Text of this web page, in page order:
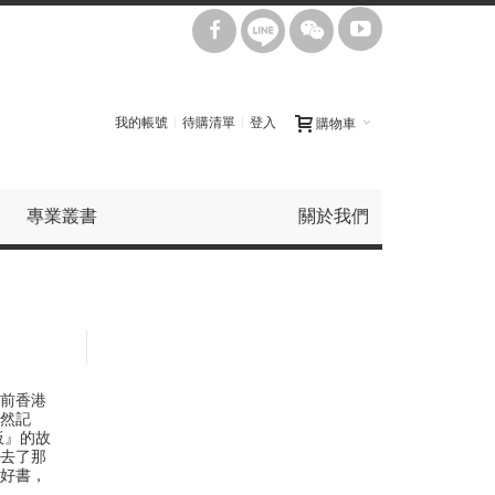
購物車
我的帳號 待購清單 登入
專業叢書 關於我們
香港
記
的故
了那
書，